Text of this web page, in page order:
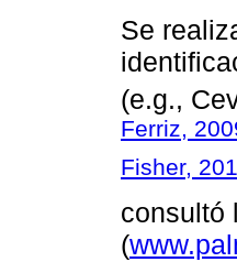
Se
(e.g.,
Ferriz,
Fisher,
consultó
(